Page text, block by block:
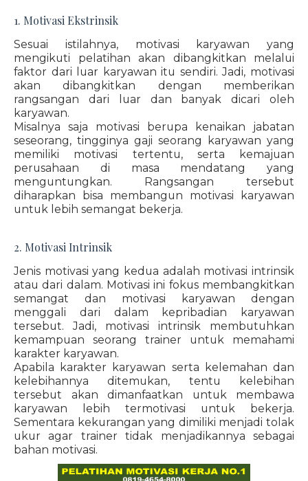
1. Motivasi Ekstrinsik
Sesuai istilahnya, motivasi karyawan yang
mengikuti pelatihan akan dibangkitkan melalui
faktor dari luar karyawan itu sendiri. Jadi, motivasi
akan dibangkitkan dengan memberikan
rangsangan dari luar dan banyak dicari oleh
karyawan.
Misalnya saja motivasi berupa kenaikan jabatan
seseorang, tingginya gaji seorang karyawan yang
memiliki motivasi tertentu, serta kemajuan
perusahaan di masa mendatang yang
menguntungkan. Rangsangan tersebut
diharapkan bisa membangun motivasi karyawan
untuk lebih semangat bekerja.
2. Motivasi Intrinsik
Jenis motivasi yang kedua adalah motivasi intrinsik
atau dari dalam. Motivasi ini fokus membangkitkan
semangat dan motivasi karyawan dengan
menggali dari dalam kepribadian karyawan
tersebut. Jadi, motivasi intrinsik membutuhkan
kemampuan seorang trainer untuk memahami
karakter karyawan.
Apabila karakter karyawan serta kelemahan dan
kelebihannya ditemukan, tentu kelebihan
tersebut akan dimanfaatkan untuk membawa
karyawan lebih termotivasi untuk bekerja.
Sementara kekurangan yang dimiliki menjadi tolak
ukur agar trainer tidak menjadikannya sebagai
bahan motivasi.